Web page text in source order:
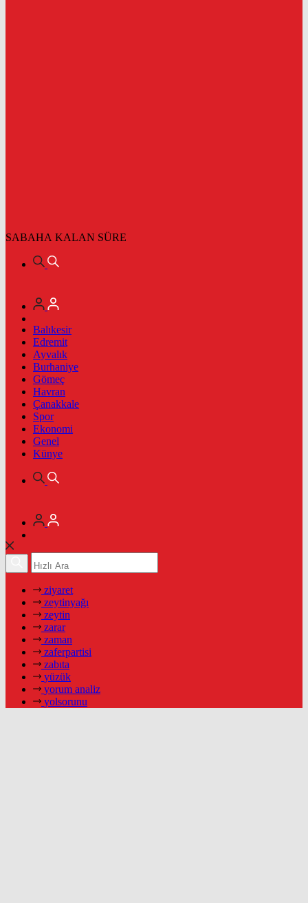
SABAHA KALAN SÜRE
Balıkesir
Edremit
Ayvalık
Burhaniye
Gömeç
Havran
Çanakkale
Spor
Ekonomi
Genel
Künye
ziyaret
zeytinyağı
zeytin
zarar
zaman
zaferpartisi
zabıta
yüzük
yorum analiz
yolsorunu